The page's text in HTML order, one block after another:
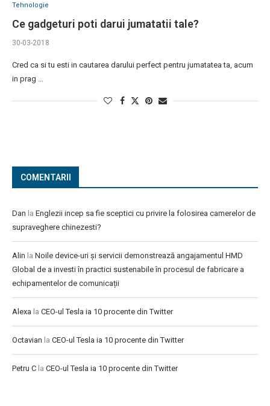
Tehnologie
Ce gadgeturi poti darui jumatatii tale?
30-03-2018
Cred ca si tu esti in cautarea darului perfect pentru jumatatea ta, acum
in prag …
COMENTARII
Dan la Englezii incep sa fie sceptici cu privire la folosirea camerelor de
supraveghere chinezesti?
Alin la Noile device-uri și servicii demonstrează angajamentul HMD
Global de a investi în practici sustenabile în procesul de fabricare a
echipamentelor de comunicații
Alexa la CEO-ul Tesla ia 10 procente din Twitter
Octavian la CEO-ul Tesla ia 10 procente din Twitter
Petru C la CEO-ul Tesla ia 10 procente din Twitter